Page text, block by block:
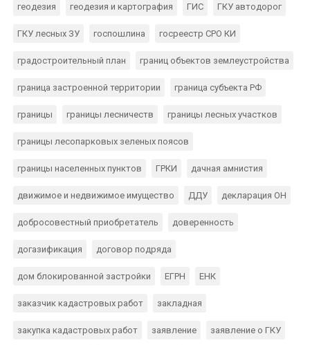
геодезия геодезия и картография ГИС ГКУ автодорог
ГКУ лесных ЗУ госпошлина госреестр СРО КИ
градостроительный план границ объектов землеустройства
граница застроенной территории граница субъекта РФ
границы границы лесничеств границы лесных участков
границы лесопарковых зеленых поясов
границы населенных пунктов ГРКИ дачная амнистия
движимое и недвижимое имущество ДДУ декларация ОН
добросовестный приобретатель доверенность
догазификация договор подряда
дом блокированной застройки ЕГРН ЕНК
заказчик кадастровых работ закладная
закупка кадастровых работ заявление заявление о ГКУ